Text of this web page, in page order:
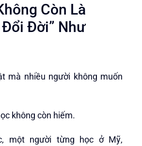
Còn Là
Đổi Đời” Như
mà nhiều người không muốn
không còn hiếm.
một người từng học ở Mỹ,